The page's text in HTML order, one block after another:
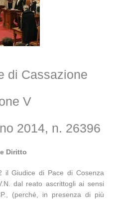
di Cassazione
V
2014, n. 26396
Diritto
il Giudice di Pace di Cosenza
dal reato ascrittogli ai sensi
(perché, in presenza di più